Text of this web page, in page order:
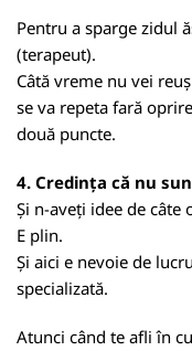
Pentru a sparge zidul
(terapeut).
Câtă vreme nu vei
se va repeta fară
două puncte.
4. Credința că nu
Și n-aveți idee de câte
E plin.
Și aici e nevoie de
specializată.
Atunci când te afli în